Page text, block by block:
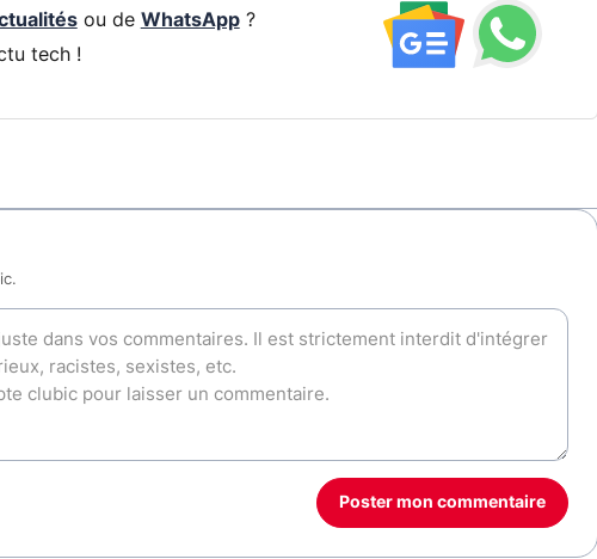
ou de WhatsApp?
tech !
Poster mon commentaire